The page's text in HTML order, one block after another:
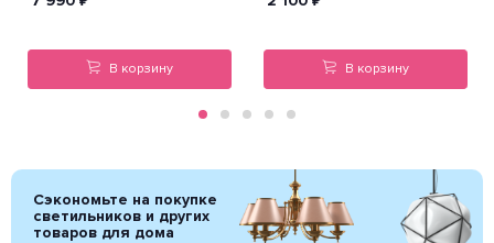
В корзину В корзину
Сэкономьте на покупке
светильников и других
товаров для дома